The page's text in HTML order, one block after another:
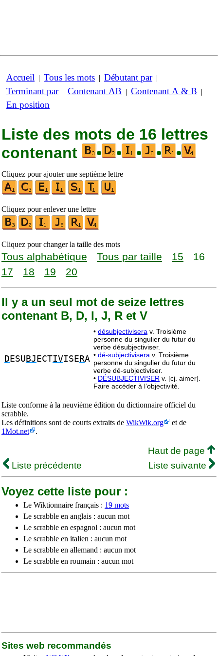
Accueil | Tous les mots | Débutant par|
Terminant par| Contenant AB | Contenant A & B |
En position
Liste des mots de 16 lettres
contenant
• • • • •
Cliquez pour ajouter une septième lettre
Cliquez pour enlever une lettre
Cliquez pour changer la taille des mots
Tous alphabétique Tous par taille 15
16
17
18 19 20
Il y a un seul mot de seize lettres
contenant B, D, I, J, R et V
D ESU BJ ECTIVISE RA
• désubjectivisera v. Troisième
personne du singulier du futur du
verbe désubjectiviser.
• dé-subjectivisera v. Troisième
personne du singulier du futur du
verbe dé-subjectiviser.
• DÉSUBJECTIVISER v. [cj. aimer].
Faire accéder à l’objectivité.
Liste conforme à la neuvième édition du dictionnaire officiel du
scrabble.
Les définitions sont de courts extraits de WikWik.org
et de
1Mot.net
.
Haut de page
Liste précédente
Liste suivante
Voyez cette liste pour :
Le Wiktionnaire français : 19 mots
Le scrabble en anglais : aucun mot
Le scrabble en espagnol : aucun mot
Le scrabble en italien : aucun mot
Le scrabble en allemand : aucun mot
Le scrabble en roumain : aucun mot
Sites web recommandés